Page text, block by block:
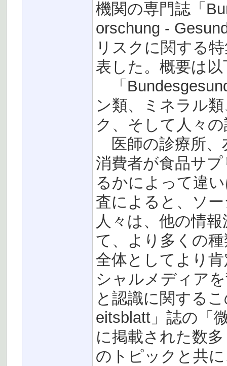
機関の専門誌「
orschung -
リスクに関する
表した。概要は
「
ン類、ミネラル
ク、そして人々
医師の診療所、
消費者が食品サ
るかによって違
査によると、ソ
人々は、他の情
て、より多くの
全体としてより
シャルメディア
と認識に関する
eitsblatt」誌の「
に掲載された数
のトピックと共